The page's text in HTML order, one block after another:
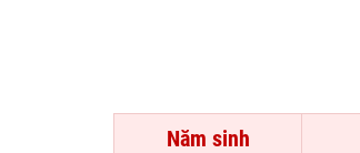
Năm sinh